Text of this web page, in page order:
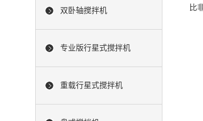
双卧轴搅拌机
专业版行星式搅拌机
重载行星式搅拌机
比